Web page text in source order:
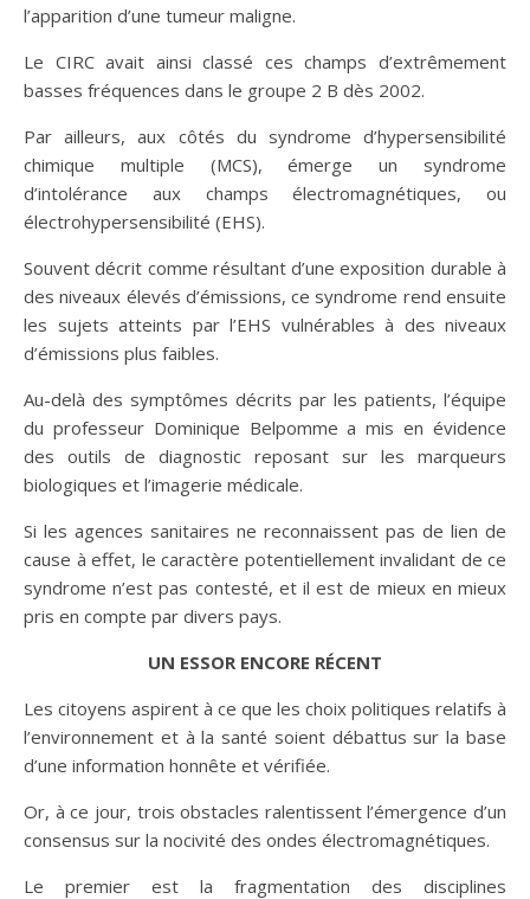
l’apparition d’une tumeur maligne.
Le CIRC avait ainsi classé ces champs d’extrêmement
basses fréquences dans le groupe 2 B dès 2002.
Par ailleurs, aux côtés du syndrome d’hypersensibilité
chimique multiple (MCS), émerge un syndrome
d’intolérance aux champs électromagnétiques, ou
électrohypersensibilité (EHS).
Souvent décrit comme résultant d’une exposition durable à
des niveaux élevés d’émissions, ce syndrome rend ensuite
les sujets atteints par l’EHS vulnérables à des niveaux
d’émissions plus faibles.
Au-delà des symptômes décrits par les patients, l’équipe
du professeur Dominique Belpomme a mis en évidence
des outils de diagnostic reposant sur les marqueurs
biologiques et l’imagerie médicale.
Si les agences sanitaires ne reconnaissent pas de lien de
cause à effet, le caractère potentiellement invalidant de ce
syndrome n’est pas contesté, et il est de mieux en mieux
pris en compte par divers pays.
UN ESSOR ENCORE RÉCENT
Les citoyens aspirent à ce que les choix politiques relatifs à
l’environnement et à la santé soient débattus sur la base
d’une information honnête et vérifiée.
Or, à ce jour, trois obstacles ralentissent l’émergence d’un
consensus sur la nocivité des ondes électromagnétiques.
Le premier est la fragmentation des disciplines